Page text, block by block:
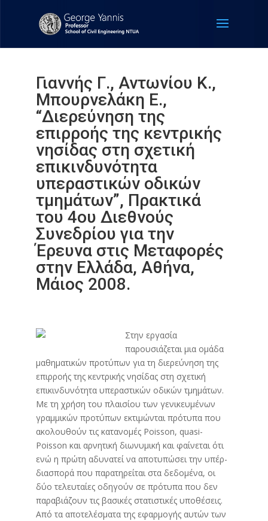
Γιαννής Γ., Αντωνίου Κ.,
Μπουρνελάκη Ε.,
“Διερεύνηση της
επιρροής της κεντρικής
νησίδας στη σχετική
επικινδυνότητα
υπεραστικών οδικών
τμημάτων”, Πρακτικά
του 4ου Διεθνούς
Συνεδρίου για την
Έρευνα στις Μεταφορές
στην Ελλάδα, Αθήνα,
Μάιος 2008.
Στην εργασία
παρουσιάζεται μια ομάδα
μαθηματικών προτύπων για τη διερεύνηση της
επιρροής της κεντρικής νησίδας στη σχετική
επικινδυνότητα υπεραστικών οδικών τμημάτων.
Με τη χρήση του πλαισίου των γενικευμένων
γραμμικών προτύπων εκτιμώνται πρότυπα που
ακολουθούν τις κατανομές Poisson, quasi-
Poisson και αρνητική διωνυμική και φαίνεται ότι
ενώ η πρώτη αδυνατεί να αποτυπώσει την υπέρ-
διασπορά που παρατηρείται στα δεδομένα, οι
δύο τελευταίες οδηγούν σε πρότυπα που δεν
παραβιάζουν τις βασικές στατιστικές υποθέσεις.
Από τα αποτελέσματα της εφαρμογής αυτών των